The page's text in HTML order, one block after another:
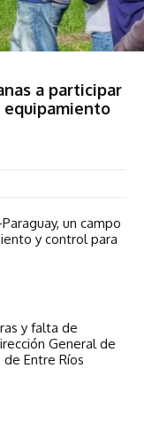
a participar
equipamiento
un campo
y control para
y falta de
General de
de Entre Ríos